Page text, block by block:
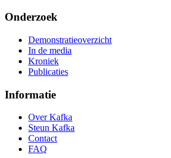
Onderzoek
Demonstratieoverzicht
In de media
Kroniek
Publicaties
Informatie
Over Kafka
Steun Kafka
Contact
FAQ